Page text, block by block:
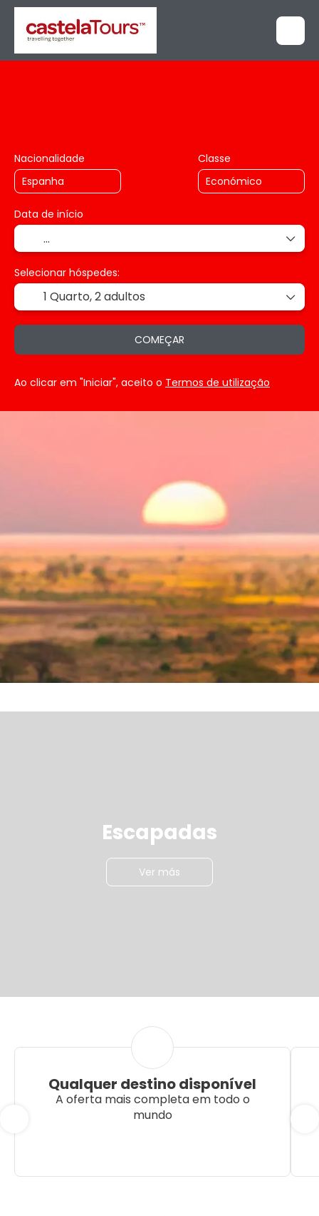
Nacionalidade Classe
Data de início
Selecionar hóspedes:
1 Quarto,2 adultos
COMEÇAR
Ao clicar em "Iniciar", aceito o Termos de utilização
Escapadas
Ver más
Qualquer destino disponível
A oferta mais completa em todo o
mundo